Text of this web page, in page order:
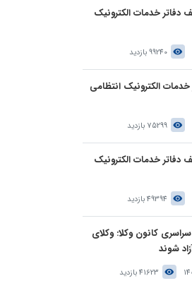
دفاتر خدمات الکترونیک
99240 بازدید
خدمات الکترونیک انتظامی
75299 بازدید
دفاتر خدمات الکترونیک
49394 بازدید
کانون وکلا: وکلای
شوند
41623 بازدید